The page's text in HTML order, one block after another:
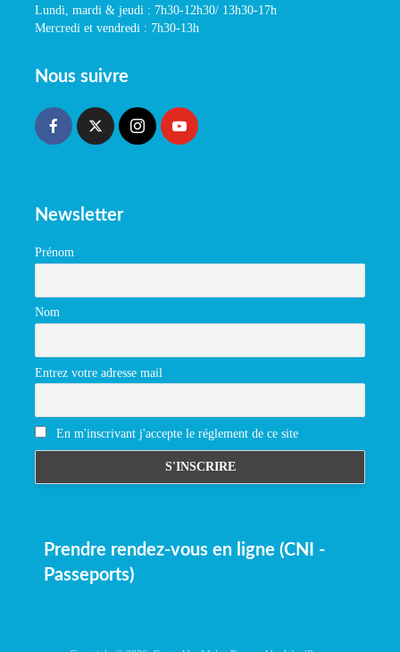
Lundi, mardi & jeudi : 7h30-12h30/ 13h30-17h
Mercredi et vendredi : 7h30-13h
Nous suivre
Newsletter
Prénom
Nom
Entrez votre adresse mail
En m'inscrivant j'accepte le réglement de ce site
Prendre rendez-vous en ligne (CNI -
Passeports)